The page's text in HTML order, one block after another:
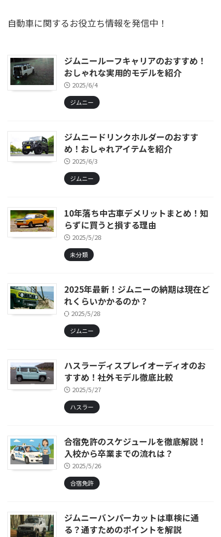
自動車に関するお役立ち情報を発信中！
ジムニールーフキャリアのおすすめ！
おしゃれな実用的モデルを紹介
2025/6/4
ジムニー
ジムニードリンクホルダーのおすす
め！おしゃれアイテムを紹介
2025/6/3
ジムニー
10年落ち中古車デメリットまとめ！知
らずに買うと損する理由
2025/5/28
未分類
2025年最新！ジムニーの納期は現在ど
れくらいかかるのか？
2025/5/28
ジムニー
ハスラーディスプレイオーディオのお
すすめ！社外モデル徹底比較
2025/5/27
ハスラー
合宿免許のスケジュールを徹底解説！
入校から卒業までの流れは？
2025/5/26
合宿免許
ジムニーバンパーカットは車検に通
る？通すためのポイントを解説